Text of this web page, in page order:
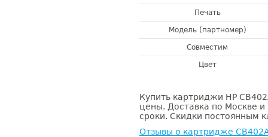
Печать
Модель (партномер)
Совместим
Цвет
Купить картриджи HP
цены. Доставка по Москве и
сроки. Скидки постоянным
Отзывы о картридже